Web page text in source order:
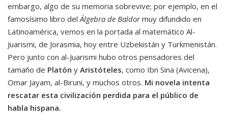
embargo, algo de su memoria sobrevive; por ejemplo, en el
famosísimo libro del Álgebra de Baldormuy difundido en
Latinoamérica, vemos en la portada al matemático Al-
Juarismi, de Jorasmia, hoy entre Uzbekistán y Turkmenistán.
Pero junto con al-Juarismi hubo otros pensadores del
tamaño de Platón y Aristóteles, como Ibn Sina (Avicena),
Omar Jayam, al-Biruni, y muchos otros. Mi novela intenta
rescatar esta civilización perdida para el público de
habla hispana.